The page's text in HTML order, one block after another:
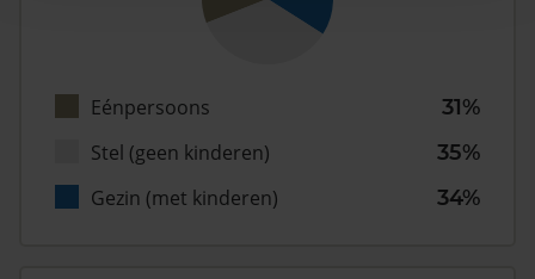
Eénpersoons
31%
Stel (geen kinderen)
35%
Gezin (met kinderen)
34%